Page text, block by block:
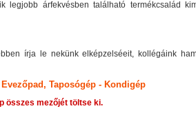
legjobb árfekvésben található termékcsalád
írja le nekünk elképzelséeit, kollégáink
Taposógép - Kondigép
összes mezőjét töltse ki.